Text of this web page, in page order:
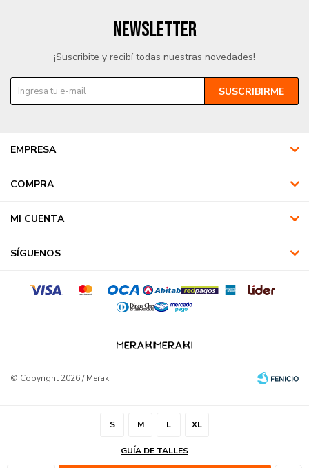
S M L XL
GUÍA DE TALLES
EMPRESA
COMPRA
MI CUENTA
SÍGUENOS
NEWSLETTER
¡Suscribite y recibí todas nuestras novedades!
SUSCRIBIRME
© Copyright 2026 / Meraki